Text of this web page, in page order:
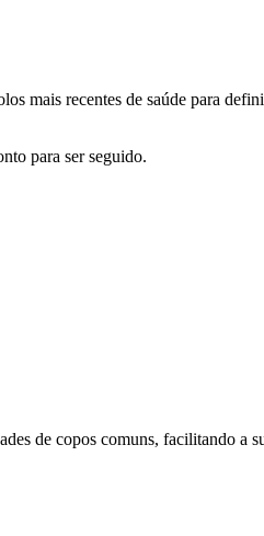
mais recentes de saúde para
para ser seguido.
de copos comuns, facilitando a